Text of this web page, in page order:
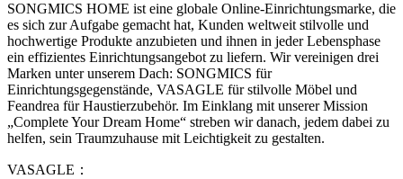
SONGMICS HOME ist eine globale Online-Einrichtungsmarke, die
es sich zur Aufgabe gemacht hat, Kunden weltweit stilvolle und
hochwertige Produkte anzubieten und ihnen in jeder Lebensphase
ein effizientes Einrichtungsangebot zu liefern. Wir vereinigen drei
Marken unter unserem Dach: SONGMICS für
Einrichtungsgegenstände, VASAGLE für stilvolle Möbel und
Feandrea für Haustierzubehör. Im Einklang mit unserer Mission
„Complete Your Dream Home“ streben wir danach, jedem dabei zu
helfen, sein Traumzuhause mit Leichtigkeit zu gestalten.
VASAGLE：